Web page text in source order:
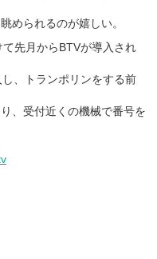
められるのが嬉しい。
先月からBTVが導入され
、トランポリンをする前
、受付近くの機械で番号を